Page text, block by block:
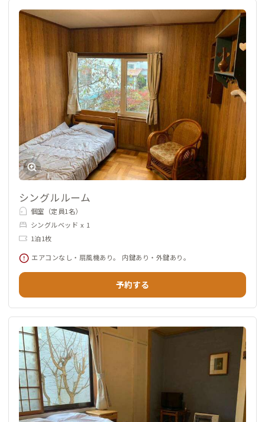
シングルルーム
個室（定員1名）
シングルベッド x 1
1泊1枚
エアコンなし・扇風機あり。 内鍵あり・外鍵あり。
予約する